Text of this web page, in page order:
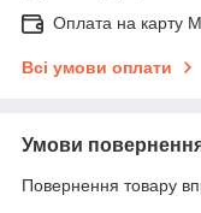
Оплата на карту
Всі умови оплати
Умови
Повернення товару